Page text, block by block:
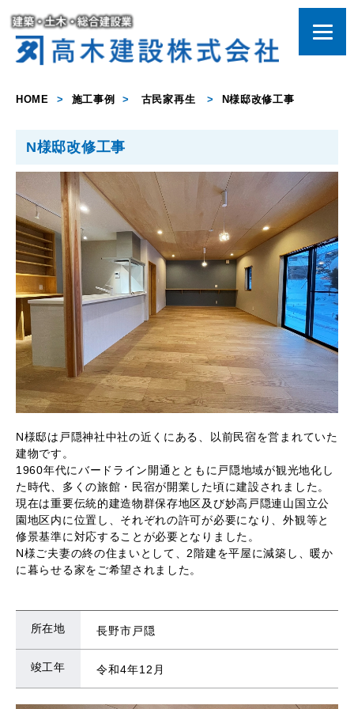
HOME > 施工事例 > 古民家再生 > N様邸改修工事
N様邸改修工事
N様邸は戸隠神社中社の近くにある、以前民宿を営まれていた
建物です。
1960年代にバードライン開通とともに戸隠地域が観光地化し
た時代、多くの旅館・民宿が開業した頃に建設されました。
現在は重要伝統的建造物群保存地区及び妙高戸隠連山国立公
園地区内に位置し、それぞれの許可が必要になり、外観等と
修景基準に対応することが必要となりました。
N様ご夫妻の終の住まいとして、2階建を平屋に減築し、暖か
に暮らせる家をご希望されました。
所在地 長野市戸隠
竣工年 令和4年12月